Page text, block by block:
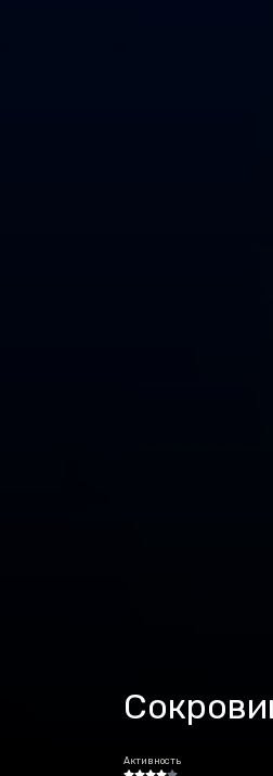
Активность